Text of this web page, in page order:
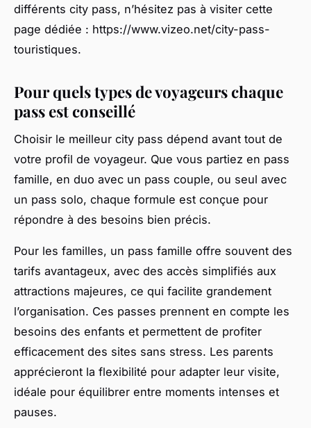
différents city pass, n’hésitez pas à visiter cette
page dédiée : https://www.vizeo.net/city-pass-
touristiques.
Pour quels types de voyageurs chaque
pass est conseillé
Choisir le meilleur city pass dépend avant tout de
votre profil de voyageur. Que vous partiez en pass
famille, en duo avec un pass couple, ou seul avec
un pass solo, chaque formule est conçue pour
répondre à des besoins bien précis.
Pour les familles, un pass famille offre souvent des
tarifs avantageux, avec des accès simplifiés aux
attractions majeures, ce qui facilite grandement
l’organisation. Ces passes prennent en compte les
besoins des enfants et permettent de profiter
efficacement des sites sans stress. Les parents
apprécieront la flexibilité pour adapter leur visite,
idéale pour équilibrer entre moments intenses et
pauses.